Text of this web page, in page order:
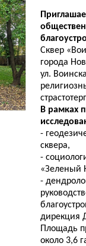
Сквер
города
ул.
В рамках
-
сквера,
-
«Зеленый
-
дирекция
Площадь
около 3,6